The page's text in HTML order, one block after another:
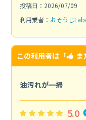
投稿日：2026/07/09
利用業者： おそうじ
この利用者は「
油汚れが一掃
5.0